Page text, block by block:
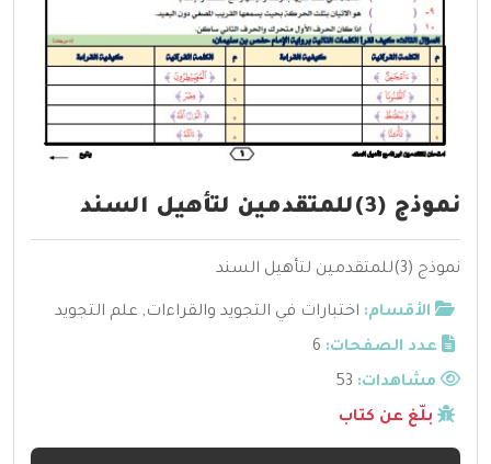
نموذج (3)للمتقدمين لتأهيل السند
نموذج (3)للمتقدمين لتأهيل السند
الأقسام: اختبارات في التجويد والقراءات, علم التجويد
عدد الصفحات: 6
مشاهدات:
بلّغ عن كتاب